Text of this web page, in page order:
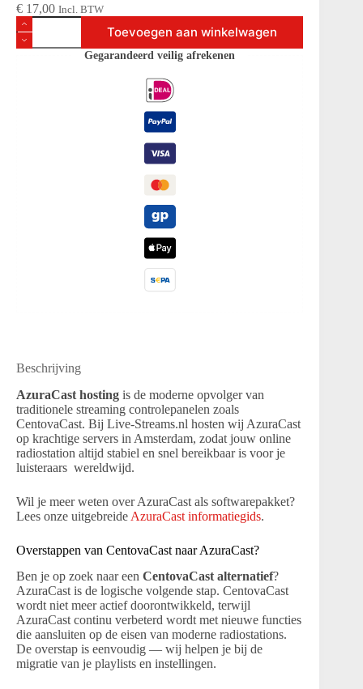
€ 17,00 Incl. BTW
AzuraCast
streaming
Hosting
Toevoegen aan winkelwagen
Gegarandeerd veilig afrekenen
Beschrijving
AzuraCast hosting is de moderne opvolger van
traditionele streaming controlepanelen zoals
CentovaCast. Bij Live-Streams.nl hosten wij AzuraCast
op krachtige servers in Amsterdam, zodat jouw online
radiostation altijd stabiel en snel bereikbaar is voor je
luisteraars wereldwijd.
Wil je meer weten over AzuraCast als softwarepakket?
Lees onze uitgebreide AzuraCast informatiegids.
Overstappen van CentovaCast naar AzuraCast?
Ben je op zoek naar een CentovaCast alternatief?
AzuraCast is de logische volgende stap. CentovaCast
wordt niet meer actief doorontwikkeld, terwijl
AzuraCast continu verbeterd wordt met nieuwe functies
die aansluiten op de eisen van moderne radiostations.
De overstap is eenvoudig — wij helpen je bij de
migratie van je playlists en instellingen.